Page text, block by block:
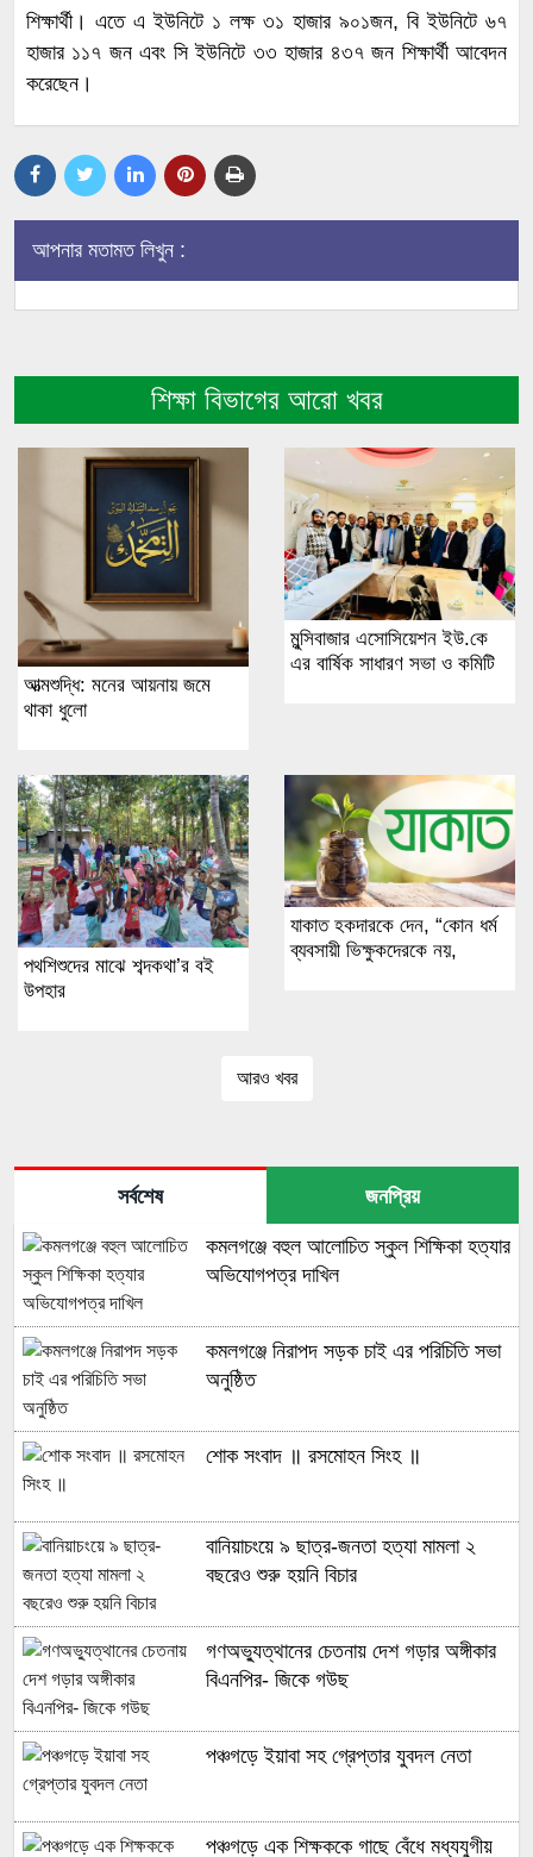
শিক্ষার্থী। এতে এ ইউনিটে ১ লক্ষ ৩১ হাজার ৯০১জন, বি ইউনিটে ৬৭
হাজার ১১৭ জন এবং সি ইউনিটে ৩৩ হাজার ৪৩৭ জন শিক্ষার্থী আবেদন
করেছেন।
আপনার মতামত লিখুন :
শিক্ষা বিভাগের আরো খবর
আত্মশুদ্ধি: মনের আয়নায় জমে
থাকা ধুলো
মুন্সিবাজার এসোসিয়েশন ইউ.কে
এর বার্ষিক সাধারণ সভা ও কমিটি
পথশিশুদের মাঝে শব্দকথা’র বই
উপহার
যাকাত হকদারকে দেন, “কোন ধর্ম
ব্যবসায়ী ভিক্ষুকদেরকে নয়,
আরও খবর
সর্বশেষ জনপ্রিয়
কমলগঞ্জে বহুল আলোচিত স্কুল শিক্ষিকা হত্যার
অভিযোগপত্র দাখিল
কমলগঞ্জে নিরাপদ সড়ক চাই এর পরিচিতি সভা
অনুষ্ঠিত
শোক সংবাদ ॥ রসমোহন সিংহ ॥
বানিয়াচংয়ে ৯ ছাত্র-জনতা হত্যা মামলা ২
বছরেও শুরু হয়নি বিচার
গণঅভ্যুত্থানের চেতনায় দেশ গড়ার অঙ্গীকার
বিএনপির- জিকে গউছ
পঞ্চগড়ে ইয়াবা সহ গ্রেপ্তার যুবদল নেতা
পঞ্চগড়ে এক শিক্ষককে গাছে বেঁধে মধ্যযুগীয়